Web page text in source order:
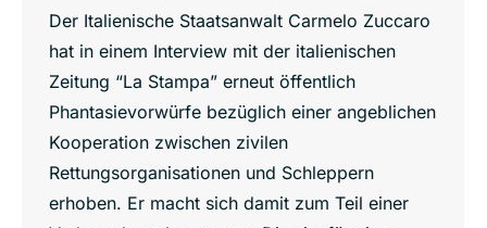
Der Italienische Staatsanwalt Carmelo Zuccaro
hat in einem Interview mit der italienischen
Zeitung “La Stampa” erneut öffentlich
Phantasievorwürfe bezüglich einer angeblichen
Kooperation zwischen zivilen
Rettungsorganisationen und Schleppern
erhoben. Er macht sich damit zum Teil einer